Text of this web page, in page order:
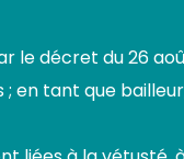
le décret du 26
en tant que